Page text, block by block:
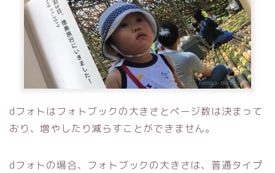
dフォトはフォトブックの大きさとページ数は決まって
おり、増やしたり減らすことができません。
dフォトの場合、フォトブックの大きさは、普通タイプ